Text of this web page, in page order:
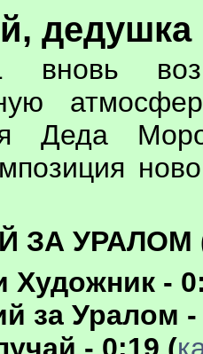
Деда
УРАЛОМ
Художник -
за Уралом -